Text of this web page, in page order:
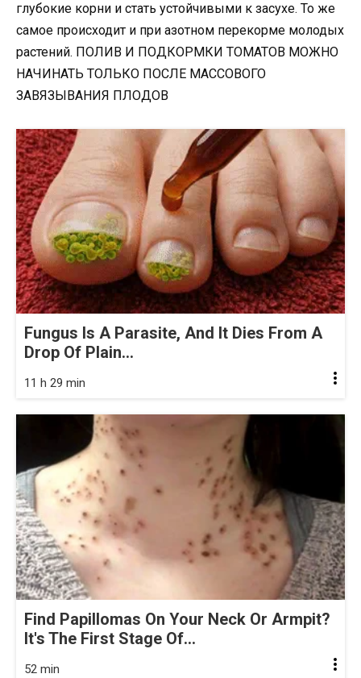
глубокие корни и стать устойчивыми к засухе. То же
самое происходит и при азотном перекорме молодых
растений. ПОЛИВ И ПОДКОРМКИ ТОМАТОВ МОЖНО
НАЧИНАТЬ ТОЛЬКО ПОСЛЕ МАССОВОГО
ЗАВЯЗЫВАНИЯ ПЛОДОВ
Fungus Is A Parasite, And It Dies From A
Drop Of Plain...
11 h 29 min
Find Papillomas On Your Neck Or Armpit?
It's The First Stage Of...
52 min